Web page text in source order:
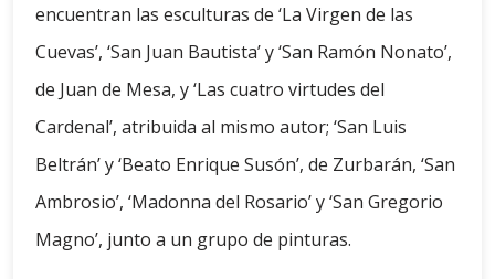
encuentran las esculturas de ‘La Virgen de las
Cuevas’, ‘San Juan Bautista’ y ‘San Ramón Nonato’,
de Juan de Mesa, y ‘Las cuatro virtudes del
Cardenal’, atribuida al mismo autor; ‘San Luis
Beltrán’ y ‘Beato Enrique Susón’, de Zurbarán, ‘San
Ambrosio’, ‘Madonna del Rosario’ y ‘San Gregorio
Magno’, junto a un grupo de pinturas.